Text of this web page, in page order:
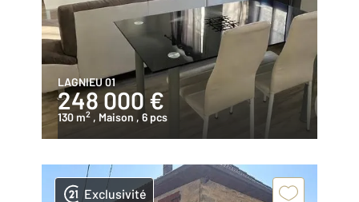
LAGNIEU 01
248 000 €
130 m2 , Maison , 6 pcs
Exclusivité